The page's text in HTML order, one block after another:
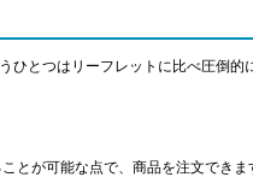
ひとつはリーフレットに比べ圧倒的
とが可能な点で、商品を注文でき